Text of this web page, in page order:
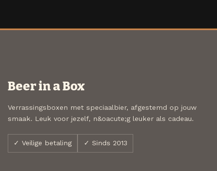
Beer in a Box
Verrassingsboxen met speciaalbier, afgestemd op jouw
smaak. Leuk voor jezelf, n&oacute;g leuker als cadeau.
✓ Veilige betaling ✓ Sinds 2013